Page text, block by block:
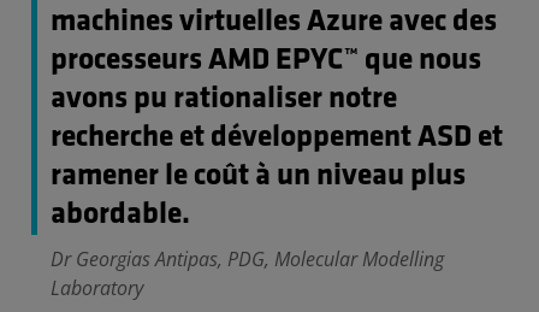
machines virtuelles Azure avec des
processeurs AMD EPYC™ que nous
avons pu rationaliser notre
recherche et développement ASD et
ramener le coût à un niveau plus
abordable.
Dr Georgias Antipas, PDG, Molecular Modelling
Laboratory